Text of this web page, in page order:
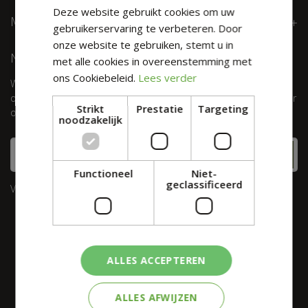
MEER INFORMATIE
NIEUWSBRIEF
Wil je maximaal 1 keer per week onze digitale nieuwsbrief
ontvangen? Meld je dan hier aan! Wij slaan jouw gegevens secuur
op conform onzeprivacy policy.
Velden met
Deze website gebruikt cookies om uw
gebruikerservaring te verbeteren. Door
onze website te gebruiken, stemt u in
met alle cookies in overeenstemming met
ons Cookiebeleid. Lees verder
Strikt
noodzakelijk
Prestatie Targeting
Functioneel
Niet-
geclassificeerd
ALLES ACCEPTEREN
ALLES AFWIJZEN